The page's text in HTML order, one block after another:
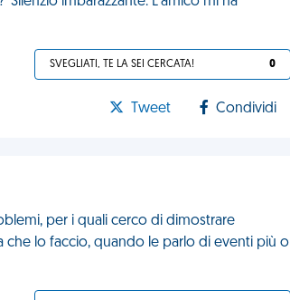
SVEGLIATI, TE LA SEI CERCATA! 0
Tweet Condividi
per i quali cerco di dimostrare
che lo faccio, quando le parlo di eventi più o